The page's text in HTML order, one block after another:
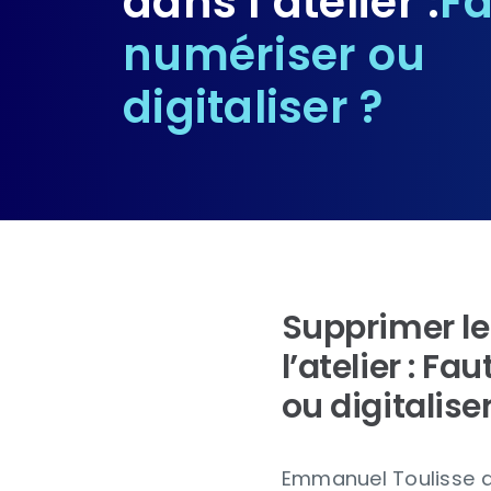
numériser ou
digitaliser ?
Supprimer
l’atelier :
ou
Emmanuel Toulisse